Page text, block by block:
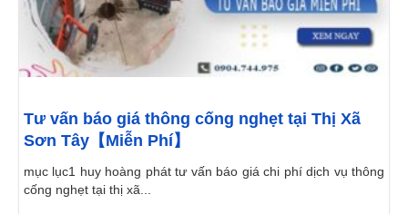
Tư vấn báo giá thông cống nghẹt tại Thị Xã
Sơn Tây【Miễn Phí】
mục lục1 huy hoàng phát tư vấn báo giá chi phí dịch vụ thông
cống nghẹt tại thị xã...